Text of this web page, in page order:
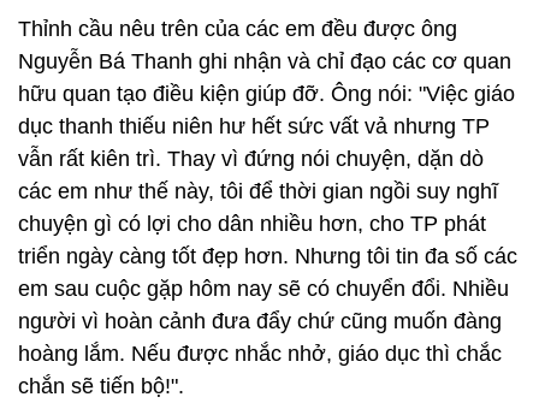
Thỉnh cầu nêu trên của các em đều được ông
Nguyễn Bá Thanh ghi nhận và chỉ đạo các cơ quan
hữu quan tạo điều kiện giúp đỡ. Ông nói: "Việc giáo
dục thanh thiếu niên hư hết sức vất vả nhưng TP
vẫn rất kiên trì. Thay vì đứng nói chuyện, dặn dò
các em như thế này, tôi để thời gian ngồi suy nghĩ
chuyện gì có lợi cho dân nhiều hơn, cho TP phát
triển ngày càng tốt đẹp hơn. Nhưng tôi tin đa số các
em sau cuộc gặp hôm nay sẽ có chuyển đổi. Nhiều
người vì hoàn cảnh đưa đẩy chứ cũng muốn đàng
hoàng lắm. Nếu được nhắc nhở, giáo dục thì chắc
chắn sẽ tiến bộ!".